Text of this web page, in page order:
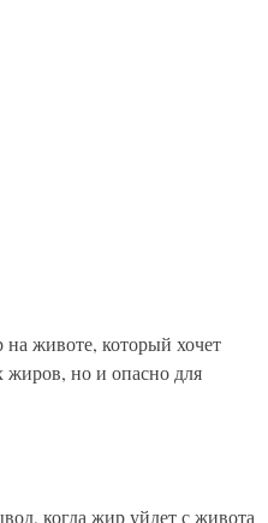
жиров, но и опасно для
когда жир уйдет с живота